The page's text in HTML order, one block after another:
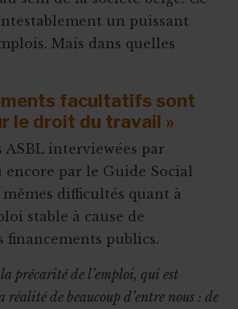
un puissant
Mais dans quelles
facultatifs sont
le droit du travail »
ASBL interviewées par
encore par le Guide Social
difficultés quant à
stable à cause de
financements publics.
précarité de l’emploi, qui est
réalité de beaucoup d’entre nous : de